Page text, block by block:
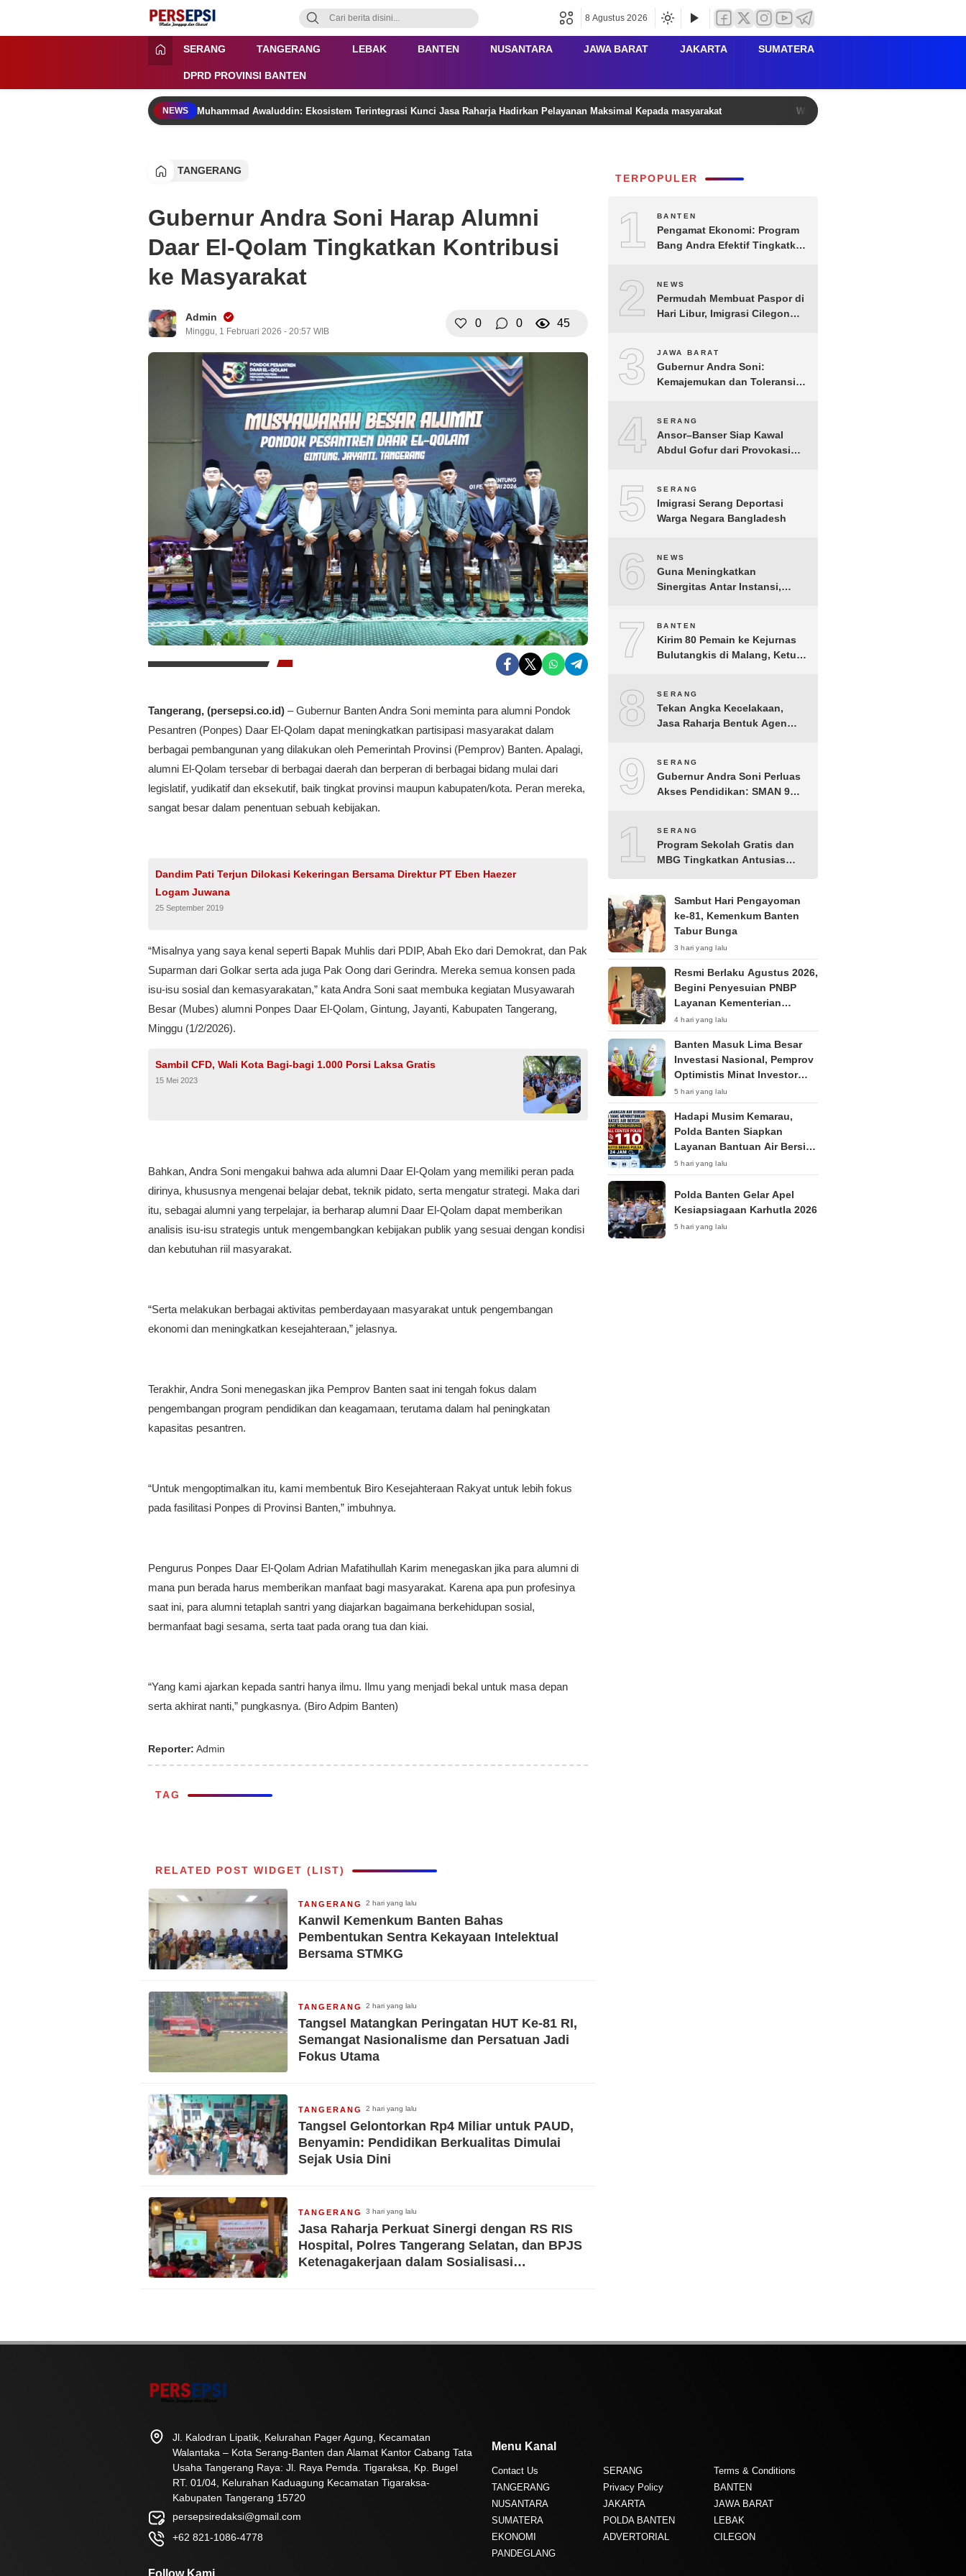
konten
Persepsi.co.id
Media Tanggap Dan Akurat
8 Agustus 2026
SERANG TANGERANG LEBAK BANTEN NUSANTARA JAWA BARAT JAKARTA SUMATERA
DPRD PROVINSI BANTEN
NEWS Muhammad Awaluddin: Ekosistem Terintegrasi Kunci Jasa Raharja Hadirkan Pelayanan Maksimal Kepada masyarakat Wagub Dimyati Dorong Desa
TANGERANG
Gubernur Andra Soni Harap Alumni
Daar El-Qolam Tingkatkan Kontribusi
ke Masyarakat
Admin
Minggu, 1 Februari 2026 - 20:57 WIB
0 0 45
Tangerang, (persepsi.co.id) – Gubernur Banten Andra Soni meminta para alumni Pondok
Pesantren (Ponpes) Daar El-Qolam dapat meningkatkan partisipasi masyarakat dalam
berbagai pembangunan yang dilakukan oleh Pemerintah Provinsi (Pemprov) Banten. Apalagi,
alumni El-Qolam tersebar di berbagai daerah dan berperan di berbagai bidang mulai dari
legislatif, yudikatif dan eksekutif, baik tingkat provinsi maupun kabupaten/kota. Peran mereka,
sangat besar dalam penentuan sebuah kebijakan.
Dandim Pati Terjun Dilokasi Kekeringan Bersama Direktur PT Eben Haezer
Logam Juwana
25 September 2019
“Misalnya yang saya kenal seperti Bapak Muhlis dari PDIP, Abah Eko dari Demokrat, dan Pak
Suparman dari Golkar serta ada juga Pak Oong dari Gerindra. Mereka semua konsen pada
isu-isu sosial dan kemasyarakatan,” kata Andra Soni saat membuka kegiatan Musyawarah
Besar (Mubes) alumni Ponpes Daar El-Qolam, Gintung, Jayanti, Kabupaten Tangerang,
Minggu (1/2/2026).
Sambil CFD, Wali Kota Bagi-bagi 1.000 Porsi Laksa Gratis
15 Mei 2023
Bahkan, Andra Soni mengakui bahwa ada alumni Daar El-Qolam yang memiliki peran pada
dirinya, khususnya mengenai belajar debat, teknik pidato, serta mengatur strategi. Maka dari
itu, sebagai alumni yang terpelajar, ia berharap alumni Daar El-Qolam dapat memberikan
analisis isu-isu strategis untuk mengembangkan kebijakan publik yang sesuai dengan kondisi
dan kebutuhan riil masyarakat.
“Serta melakukan berbagai aktivitas pemberdayaan masyarakat untuk pengembangan
ekonomi dan meningkatkan kesejahteraan,” jelasnya.
Terakhir, Andra Soni menegaskan jika Pemprov Banten saat ini tengah fokus dalam
pengembangan program pendidikan dan keagamaan, terutama dalam hal peningkatan
kapasitas pesantren.
“Untuk mengoptimalkan itu, kami membentuk Biro Kesejahteraan Rakyat untuk lebih fokus
pada fasilitasi Ponpes di Provinsi Banten,” imbuhnya.
Pengurus Ponpes Daar El-Qolam Adrian Mafatihullah Karim menegaskan jika para alumni di
mana pun berada harus memberikan manfaat bagi masyarakat. Karena apa pun profesinya
saat ini, para alumni tetaplah santri yang diajarkan bagaimana berkehidupan sosial,
bermanfaat bagi sesama, serta taat pada orang tua dan kiai.
“Yang kami ajarkan kepada santri hanya ilmu. Ilmu yang menjadi bekal untuk masa depan
serta akhirat nanti,” pungkasnya. (Biro Adpim Banten)
Reporter: Admin
TAG
RELATED POST WIDGET (LIST)
TANGERANG 2 hari yang lalu
Kanwil Kemenkum Banten Bahas
Pembentukan Sentra Kekayaan Intelektual
Bersama STMKG
TANGERANG 2 hari yang lalu
Tangsel Matangkan Peringatan HUT Ke-81 RI,
Semangat Nasionalisme dan Persatuan Jadi
Fokus Utama
TANGERANG 2 hari yang lalu
Tangsel Gelontorkan Rp4 Miliar untuk PAUD,
Benyamin: Pendidikan Berkualitas Dimulai
Sejak Usia Dini
TANGERANG 3 hari yang lalu
Jasa Raharja Perkuat Sinergi dengan RS RIS
Hospital, Polres Tangerang Selatan, dan BPJS
Ketenagakerjaan dalam Sosialisasi
TERPOPULER
1 BANTEN
Pengamat Ekonomi: Program
Bang Andra Efektif Tingkatkan
2 NEWS
Permudah Membuat Paspor di
Hari Libur, Imigrasi Cilegon
3 JAWA BARAT
Gubernur Andra Soni:
Kemajemukan dan Toleransi
4 SERANG
Ansor–Banser Siap Kawal
Abdul Gofur dari Provokasi
5 SERANG
Imigrasi Serang Deportasi
Warga Negara Bangladesh
6 NEWS
Guna Meningkatkan
Sinergitas Antar Instansi,
Cukai Khusus Kepri
7 BANTEN
Kirim 80 Pemain ke Kejurnas
Bulutangkis di Malang, Ketua
Hasil Terbaik
8 SERANG
Tekan Angka Kecelakaan,
Jasa Raharja Bentuk Agen
Taktakan
9 SERANG
Gubernur Andra Soni Perluas
Akses Pendidikan: SMAN 9
10SERANG
Program Sekolah Gratis dan
MBG Tingkatkan Antusias
Sambut Hari Pengayoman
ke-81, Kemenkum Banten
Tabur Bunga
3 hari yang lalu
Resmi Berlaku Agustus 2026,
Begini Penyesuian PNBP
Layanan Kementerian
Hukum
4 hari yang lalu
Banten Masuk Lima Besar
Investasi Nasional, Pemprov
Optimistis Minat Investor
Terus Tumbuh
5 hari yang lalu
Hadapi Musim Kemarau,
Polda Banten Siapkan
Layanan Bantuan Air Bersih
Melalui 110
5 hari yang lalu
Polda Banten Gelar Apel
Kesiapsiagaan Karhutla 2026
5 hari yang lalu
Jl. Kalodran Lipatik, Kelurahan Pager Agung, Kecamatan
Walantaka – Kota Serang-Banten dan Alamat Kantor Cabang Tata
Usaha Tangerang Raya: Jl. Raya Pemda. Tigaraksa, Kp. Bugel
RT. 01/04, Kelurahan Kaduagung Kecamatan Tigaraksa-
Kabupaten Tangerang 15720
persepsiredaksi@gmail.com
+62 821-1086-4778
Follow Kami
Menu Kanal
Contact Us SERANG
Terms & Conditions
TANGERANG
Privacy Policy
BANTEN
NUSANTARA
JAKARTA
JAWA BARAT
SUMATERA
POLDA BANTEN
LEBAK
EKONOMI
ADVERTORIAL
CILEGON
PANDEGLANG